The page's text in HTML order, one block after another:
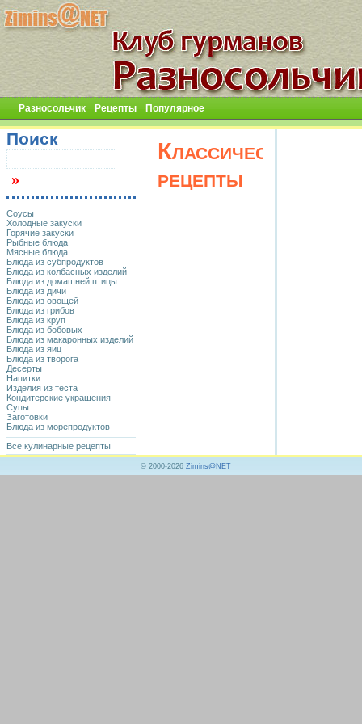
Разносольчик Рецепты Популярное
Классические
рецепты
Поиск
Соусы
Холодные закуски
Горячие закуски
Рыбные блюда
Мясные блюда
Блюда из субпродуктов
Блюда из колбасных изделий
Блюда из домашней птицы
Блюда из дичи
Блюда из овощей
Блюда из грибов
Блюда из круп
Блюда из бобовых
Блюда из макаронных изделий
Блюда из яиц
Блюда из творога
Десерты
Напитки
Изделия из теста
Кондитерские украшения
Супы
Заготовки
Блюда из морепродуктов
Все кулинарные рецепты
© 2000-2026 Zimins@NET